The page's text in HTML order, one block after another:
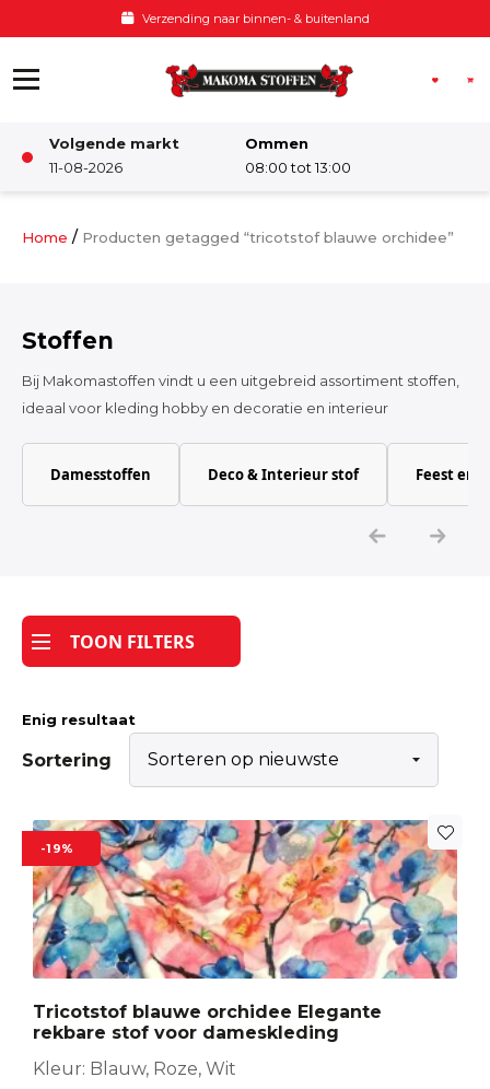
Verzending naar binnen- & buitenland
Volgende markt
11-08-2026
Ommen
08:00 tot 13:00
Damesstoffen
Katoen
Tijdpakker stof
Home / Producten getagged “tricotstof blauwe orchidee”
Stoffen
Bij Makomastoffen vindt u een uitgebreid assortiment stoffen,
ideaal voor kleding hobby en decoratie en interieur
Damesstoffen Deco & Interieur stof Feest en
TOON FILTERS
Enig resultaat
Sortering
-19%
Tricotstof blauwe orchidee Elegante
rekbare stof voor dameskleding
Kleur: Blauw, Roze, Wit